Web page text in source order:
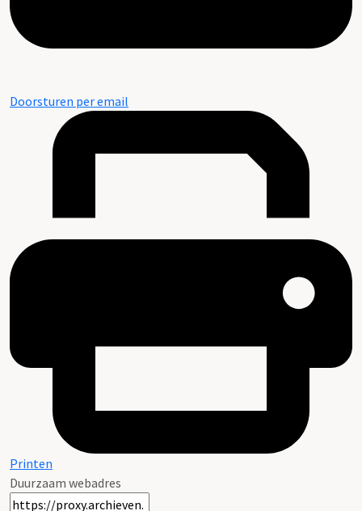
Doorsturen per email
Printen
Duurzaam webadres